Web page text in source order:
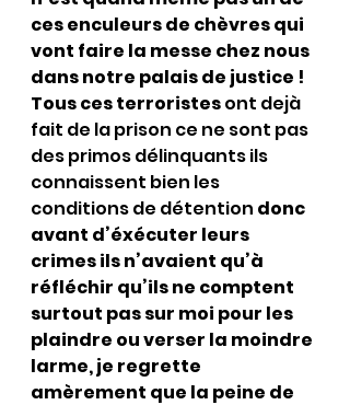
ces enculeurs de chèvres qui
vont faire la messe chez nous
dans notre palais de justice !
Tous ces terroristes ont dejà
fait de la prison ce ne sont pas
des primos délinquants ils
connaissent bien les
conditions de détention donc
avant d’éxécuter leurs
crimes ils n’avaient qu’à
réfléchir qu’ils ne comptent
surtout pas sur moi pour les
plaindre ou verser la moindre
larme, je regrette
amèrement que la peine de